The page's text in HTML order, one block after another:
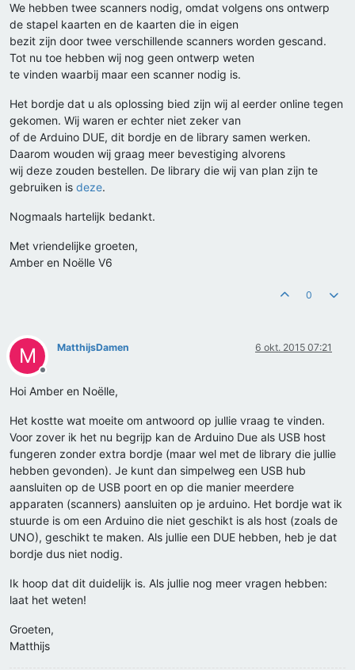
We hebben twee scanners nodig, omdat volgens ons ontwerp
de stapel kaarten en de kaarten die in eigen
bezit zijn door twee verschillende scanners worden gescand.
Tot nu toe hebben wij nog geen ontwerp weten
te vinden waarbij maar een scanner nodig is.
Het bordje dat u als oplossing bied zijn wij al eerder online tegen
gekomen. Wij waren er echter niet zeker van
of de Arduino DUE, dit bordje en de library samen werken.
Daarom wouden wij graag meer bevestiging alvorens
wij deze zouden bestellen. De library die wij van plan zijn te
gebruiken is deze.
Nogmaals hartelijk bedankt.
Met vriendelijke groeten,
Amber en Noëlle V6
0
M
Offline
MatthijsDamen 6 okt. 2015 07:21
Hoi Amber en Noëlle,
Het kostte wat moeite om antwoord op jullie vraag te vinden.
Voor zover ik het nu begrijp kan de Arduino Due als USB host
fungeren zonder extra bordje (maar wel met de library die jullie
hebben gevonden). Je kunt dan simpelweg een USB hub
aansluiten op de USB poort en op die manier meerdere
apparaten (scanners) aansluiten op je arduino. Het bordje wat ik
stuurde is om een Arduino die niet geschikt is als host (zoals de
UNO), geschikt te maken. Als jullie een DUE hebben, heb je dat
bordje dus niet nodig.
Ik hoop dat dit duidelijk is. Als jullie nog meer vragen hebben:
laat het weten!
Groeten,
Matthijs